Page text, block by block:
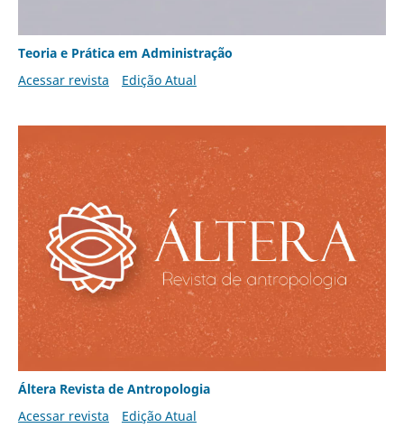
Teoria e Prática em Administração
Acessar revista
Edição Atual
Áltera Revista de Antropologia
Acessar revista
Edição Atual